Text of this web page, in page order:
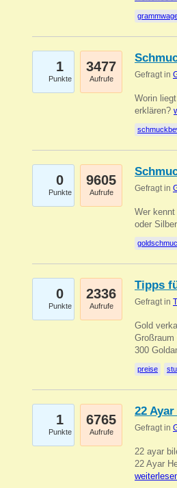
1
Punkte
3477
Aufrufe Gefragt in
Worin
erklären?
0
Punkte
9605
Aufrufe Gefragt in
Wer
oder
0
Punkte
2336
Aufrufe
Tipps
Gefragt in
Gold
300
preise
1
Punkte
6765
Aufrufe
22
Gefragt in
22 ayar
22 Ayar